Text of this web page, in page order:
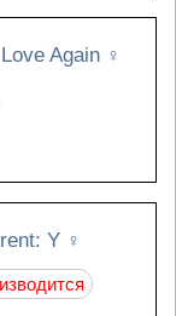
Again ♀
Y ♀